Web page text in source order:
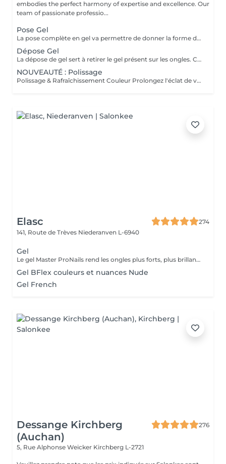
embodies the perfect harmony of expertise and excellence. Our
team of passionate professio...
Pose Gel
La pose complète en gel va permettre de donner la forme désirée en rallongeant (ou pas) les ongles (préalablement préparés) soit par la technique du chablon (rallongement au gel) soit par les capsules. Ensuite vient la pose du gel qui sera façonné et enfin la pose de la couleur ou de la French.
Dépose Gel
La dépose de gel sert à retirer le gel présent sur les ongles. Cette prestation comprend uniquement le ponçage du gel et le raccourcissement des ongles.
NOUVEAUTÉ : Polissage
Polissage & Rafraîchissement Couleur Prolongez l'éclat de votre pose en toute simplicité. Après une pose complète ou un remplissage, profitez de ce service rapide qui permet de rafraîchir vos ongles sans recommencer une prestation complète. Nous préparons délicatement la surface existante, lissons la repousse et appliquons la couleur de votre choix pour un effet propre et soigné. Idéal entre deux remplissages, ce rendez-vous express vous offre des ongles impeccables et la liberté de changer de teinte selon vos envies.
Elasc
274
141, Route de Trèves Niederanven L-6940
Gel
Le gel Master ProNails rend les ongles plus forts, plus brillants et plus résistants. Il s'applique en couches très fines et a une tenue d'environ 3 semaines. Si les ongles sont courts ou rongés, il suffit de les rallonger avec la technique du chablon.
Gel BFlex couleurs et nuances Nude
Gel French
Dessange Kirchberg
(Auchan)
276
5, Rue Alphonse Weicker Kirchberg L-2721